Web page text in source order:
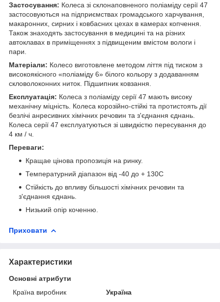
Застосування: Колеса зі склонаповненого поліаміду серії 47
застосовуються на підприємствах громадського харчування,
макаронних, сирних і ковбасних цехах в камерах копчення.
Також знаходять застосування в медицині та на різних
автоклавах в приміщеннях з підвищеним вмістом вологи і
пари.
Матеріали: Колесо виготовлене методом ліття під тиском з
високоякісного «поліаміду 6» білого кольору з додаванням
скловолоконних ниток. Підшипник ковзання.
Експлуатація: Колеса з поліаміду серії 47 мають високу
механічну міцність. Колеса корозійно-стійкі та протистоять дії
безлічі анресивних хімічних речовин та з'єднання єднань.
Колеса серії 47 експлуатуються зі швидкістю пересування до
4 км / ч.
Переваги:
Кращае цінова пропозиція на ринку.
Температурний діапазон від -40 до + 130С
Стійкість до впливу більшості хімічних речовин та
з'єднання єднань.
Низький опір коченню.
Приховати
Характеристики
Основні атрибути
Країна виробник
Україна